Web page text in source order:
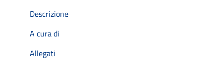
Descrizione
A cura di
Allegati